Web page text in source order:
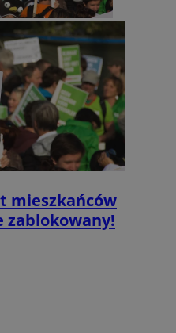
mieszkańców
zablokowany!